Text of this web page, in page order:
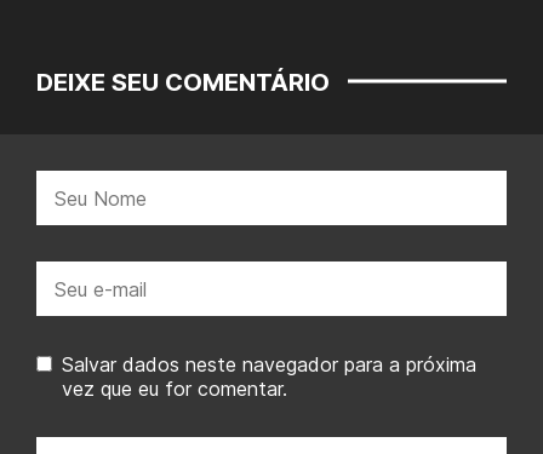
DEIXE SEU COMENTÁRIO
mail:
Salvar dados neste navegador para a próxima
vez que eu for comentar.